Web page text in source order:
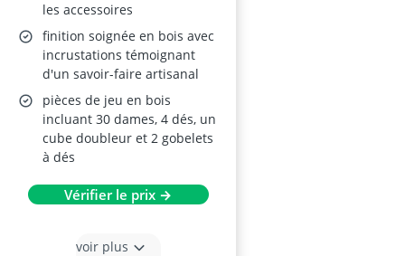
les accessoires
finition soignée en bois avec
incrustations témoignant
d'un savoir-faire artisanal
pièces de jeu en bois
incluant 30 dames, 4 dés, un
cube doubleur et 2 gobelets
à dés
Vérifier le prix →
voir plus